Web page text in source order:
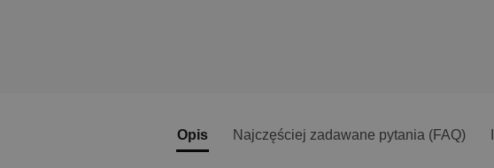
Opis Najczęściej zadawane pytania (FAQ)